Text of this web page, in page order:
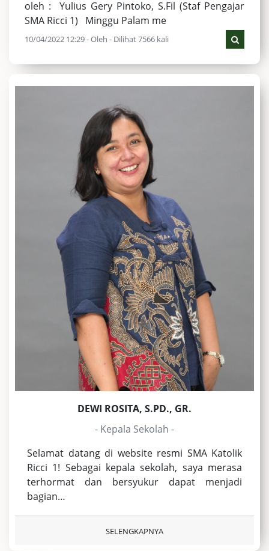
oleh : Yulius Gery Pintoko, S.Fil (Staf Pengajar
SMA Ricci 1) Minggu Palam me
10/04/2022 12:29 - Oleh - Dilihat 7566 kali
DEWI ROSITA, S.PD., GR.
- Kepala Sekolah -
Selamat datang di website resmi SMA Katolik
Ricci 1! Sebagai kepala sekolah, saya merasa
terhormat dan bersyukur dapat menjadi
bagian…
SELENGKAPNYA